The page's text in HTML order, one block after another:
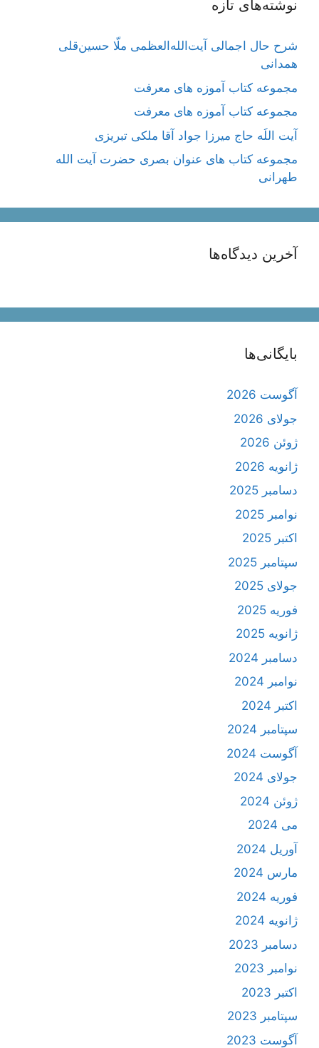
نوشته‌های تازه
شرح حال اجمالی آیت‌الله‌العظمی ملّا حسین‌قلی
همدانی
مجموعه کتاب آموزه های معرفت
مجموعه کتاب آموزه های معرفت
آیت اللَه حاج میرزا جواد آقا ملکی تبریزی
مجموعه کتاب های عنوان بصری حضرت آیت الله
طهرانی
آخرین دیدگاه‌ها
بایگانی‌ها
آگوست 2026
جولای 2026
ژوئن 2026
ژانویه 2026
دسامبر 2025
نوامبر 2025
اکتبر 2025
سپتامبر 2025
جولای 2025
فوریه 2025
ژانویه 2025
دسامبر 2024
نوامبر 2024
اکتبر 2024
سپتامبر 2024
آگوست 2024
جولای 2024
ژوئن 2024
می 2024
آوریل 2024
مارس 2024
فوریه 2024
ژانویه 2024
دسامبر 2023
نوامبر 2023
اکتبر 2023
سپتامبر 2023
آگوست 2023